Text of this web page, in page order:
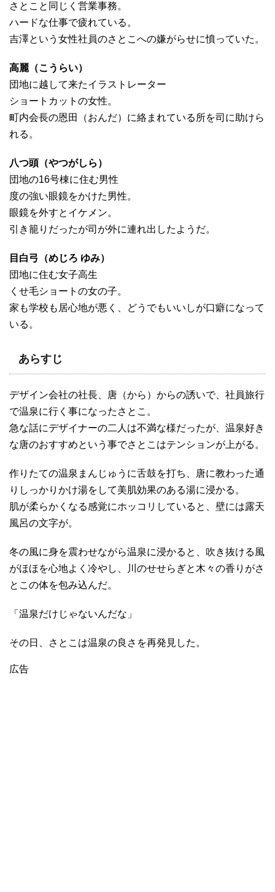
さとこと同じく営業事務。
ハードな仕事で疲れている。
吉澤という女性社員のさとこへの嫌がらせに憤っていた。
高麗（こうらい）
団地に越して来たイラストレーター
ショートカットの女性。
町内会長の恩田（おんだ）に絡まれている所を司に助けら
れる。
八つ頭（やつがしら）
団地の16号棟に住む男性
度の強い眼鏡をかけた男性。
眼鏡を外すとイケメン。
引き籠りだったが司が外に連れ出したようだ。
目白弓（めじろ ゆみ）
団地に住む女子高生
くせ毛ショートの女の子。
家も学校も居心地が悪く、どうでもいいしが口癖になって
いる。
あらすじ
デザイン会社の社長、唐（から）からの誘いで、社員旅行
で温泉に行く事になったさとこ。
急な話にデザイナーの二人は不満な様だったが、温泉好き
な唐のおすすめという事でさとこはテンションが上がる。
作りたての温泉まんじゅうに舌鼓を打ち、唐に教わった通
りしっかりかけ湯をして美肌効果のある湯に浸かる。
肌が柔らかくなる感覚にホッコリしていると、壁には露天
風呂の文字が。
冬の風に身を震わせながら温泉に浸かると、吹き抜ける風
がほほを心地よく冷やし、川のせせらぎと木々の香りがさ
とこの体を包み込んだ。
「温泉だけじゃないんだな」
その日、さとこは温泉の良さを再発見した。
広告